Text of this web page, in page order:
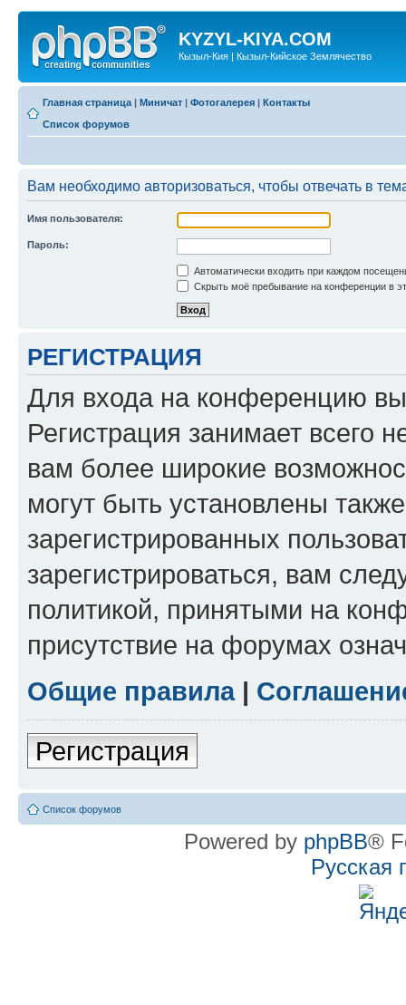
KYZYL-KIYA.COM
Кызыл-Кия | Кызыл-Кийское Землячество
Главная страница | Миничат | Фотогалерея | Контакты
Список форумов
Вам необходимо авторизоваться, чтобы отвечать в
Имя пользователя:
Пароль:
Автоматически входить при каждом
Скрыть моё пребывание на конференции в
РЕГИСТРАЦИЯ
Для входа на конференцию
Регистрация занимает всего
вам более широкие
могут быть установлены
зарегистрированных
зарегистрироваться, вам
политикой, принятыми на
присутствие на форумах
Общие правила|
Регистрация
Список форумов
Powered by phpBB®
Русская